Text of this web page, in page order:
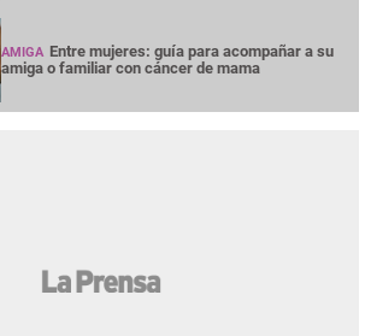
AMIGA Entre mujeres: guía para acompañar a su
amiga o familiar con cáncer de mama